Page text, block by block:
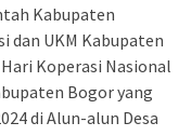
Kabupaten
dan UKM Kabupaten
Koperasi Nasional
Bogor yang
di Alun-alun Desa